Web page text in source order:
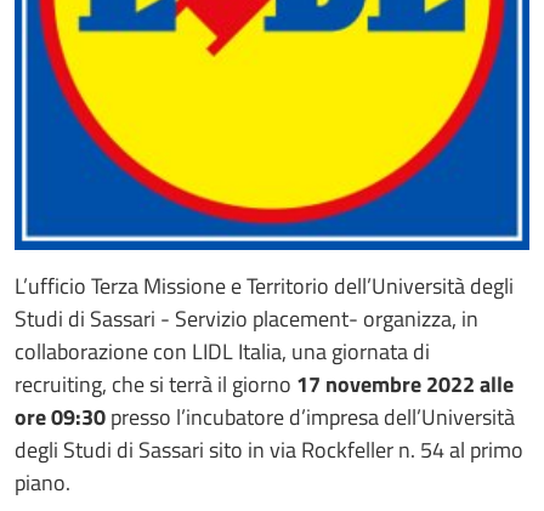
L’ufficio Terza Missione e Territorio dell’Università degli
Studi di Sassari - Servizio placement- organizza, in
collaborazione con LIDL Italia, una giornata di
recruiting, che si terrà il giorno 17 novembre 2022 alle
ore 09:30presso l’incubatore d’impresa dell’Università
degli Studi di Sassari sito in via Rockfeller n. 54 al primo
piano.